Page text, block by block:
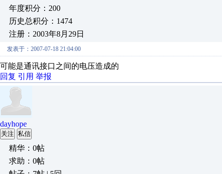
年度积分：200
历史总积分：1474
注册：2003年8月29日
发表于：2007-07-18 21:04:00
可能是通讯接口之间的电压造成的
回复 引用 举报
dayhope
关注 私信
精华：0帖
求助：0帖